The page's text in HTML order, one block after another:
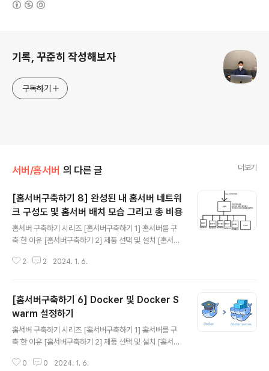
기록, 꾸준히 작성해보자
구독하기
서버/홈서버 의 다른 글 더보기
[홈서버구축하기 8] 완성된 내 홈서버 네트워
크 구성도 및 홈서버 배치 모습 그리고 총 비용
홈서버 구축하기 시리즈 [홈서버구축하기 1] 홈서버를 구
축 한 이유 [홈서버구축하기 2] 제품 선택 및 설치 [홈서버
고 DDNS [홈서버구축하기 4] 클라우드플레어를 활용하
서버구축하기 6] Docker 및 Docker Swarm 설정하기
[홈서버구축하기 7] 공유 스토리지를 만들어보자(feat. 시
놀로지) [홈서버구축하기 8] 완성된 내 홈서버 네트워크 구
성도 및 홈서버 배치 모습 그리고 총 비용 이렇게 홈서버 구
축은 완료됐다. 이제 홈 네트워크 구성도 및 실제 홈서버 배
치 모습, 그리고 완성된 VPN 네트워크 구성도를 작성..
2 2 2024. 1. 6.
[홈서버구축하기 6] Docker 및 Docker S
warm 설정하기
홈서버 구축하기 시리즈 [홈서버구축하기 1] 홈서버를 구
축 한 이유 [홈서버구축하기 2] 제품 선택 및 설치 [홈서버
고 DDNS [홈서버구축하기 4] 클라우드플레어를 활용하
0 0 2024. 1. 6.